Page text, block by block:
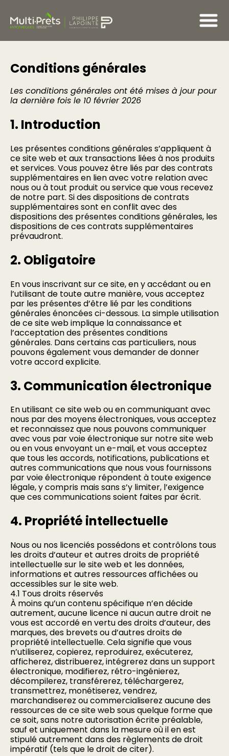
Conditions générales
Les conditions générales ont été mises à jour pour
la dernière fois le 10 février 2026
1. Introduction
Les présentes conditions générales s’appliquent à
ce site web et aux transactions liées à nos produits
et services. Vous pouvez être liés par des contrats
supplémentaires en lien avec votre relation avec
nous ou à tout produit ou service que vous recevez
de notre part. Si des dispositions de contrats
supplémentaires sont en conflit avec des
dispositions des présentes conditions générales, les
dispositions de ces contrats supplémentaires
prévaudront.
2. Obligatoire
En vous inscrivant sur ce site, en y accédant ou en
l’utilisant de toute autre manière, vous acceptez
par les présentes d’être lié par les conditions
générales énoncées ci-dessous. La simple utilisation
de ce site web implique la connaissance et
l’acceptation des présentes conditions
générales. Dans certains cas particuliers, nous
pouvons également vous demander de donner
votre accord explicite.
3. Communication électronique
En utilisant ce site web ou en communiquant avec
nous par des moyens électroniques, vous acceptez
et reconnaissez que nous pouvons communiquer
avec vous par voie électronique sur notre site web
ou en vous envoyant un e-mail, et vous acceptez
que tous les accords, notifications, publications et
autres communications que nous vous fournissons
par voie électronique répondent à toute exigence
légale, y compris mais sans s’y limiter, l’exigence
que ces communications soient faites par écrit.
4. Propriété intellectuelle
Nous ou nos licenciés possédons et contrôlons tous
les droits d’auteur et autres droits de propriété
intellectuelle sur le site web et les données,
informations et autres ressources affichées ou
accessibles sur le site web.
4.1 Tous droits réservés
À moins qu’un contenu spécifique n’en décide
autrement, aucune licence ni aucun autre droit ne
vous est accordé en vertu des droits d’auteur, des
marques, des brevets ou d’autres droits de
propriété intellectuelle. Cela signifie que vous
n’utiliserez, copierez, reproduirez, exécuterez,
afficherez, distribuerez, intégrerez dans un support
électronique, modifierez, rétro-ingénierez,
décompilerez, transférerez, téléchargerez,
transmettrez, monétiserez, vendrez,
marchandiserez ou commercialiserez aucune des
ressources de ce site web sous quelque forme que
ce soit, sans notre autorisation écrite préalable,
sauf et uniquement dans la mesure où il en est
stipulé autrement dans des règlements de droit
impératif (tels que le droit de citer).